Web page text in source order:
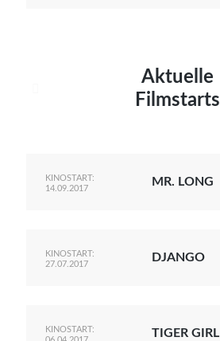
Aktuelle
Filmstarts
KINOSTART:
14.09.2017
MR. LONG
KINOSTART:
27.07.2017
DJANGO
KINOSTART:
TIGER GIRL